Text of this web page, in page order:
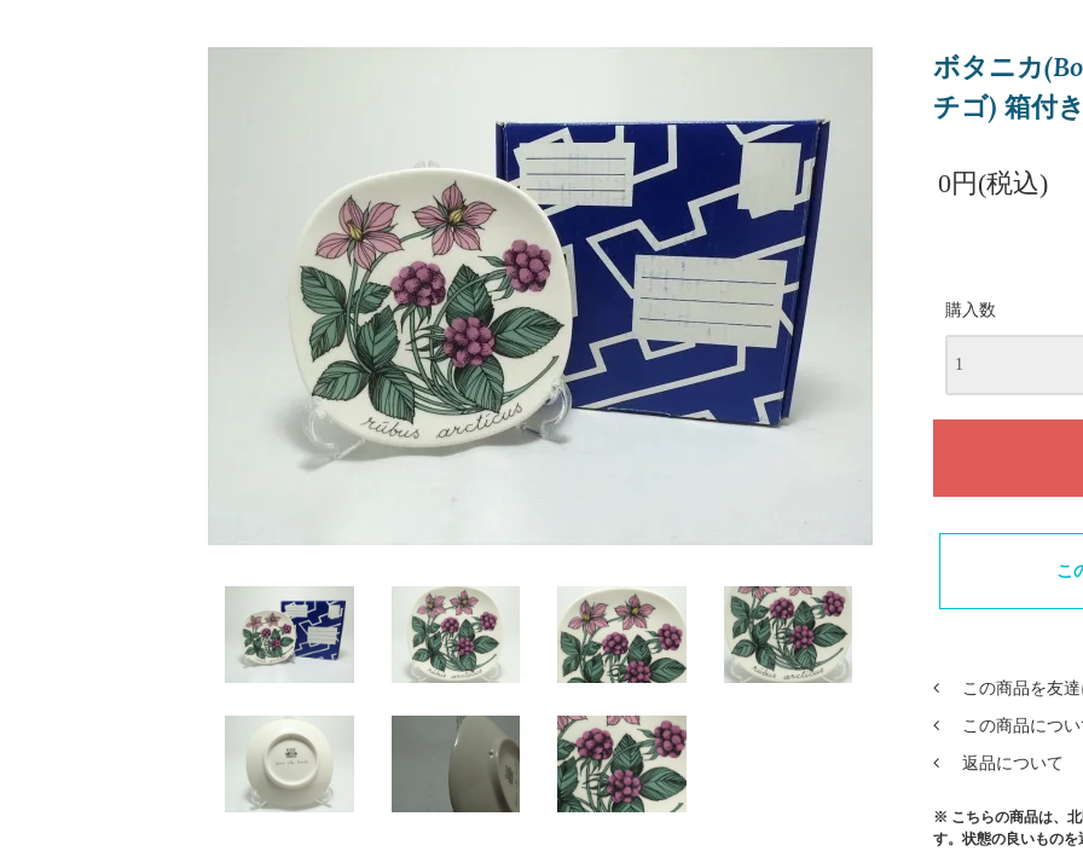
ボタニカ
チゴ) 箱付き
0円(税込)
購入数
こ
この商品を友
この商品につ
返品について
※ こちらの商品は、
す。状態の良いもの